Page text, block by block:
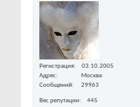
Регистрация
03.10.2005
Адрес
Москва
Сообщений
29963
Вес репутации 445